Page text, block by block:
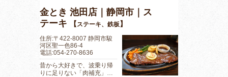
金とき 池田店｜静岡市｜ス
テーキ
【 ステーキ、鉄板】
住所:〒422-8007 静岡市駿
河区聖一色86-4
電話:054-270-8636
昔から大好きで、波乗り帰
りに足りない「肉補充」…